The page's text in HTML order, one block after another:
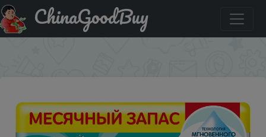
Придбати по знижці Pampers Pants Трусики Размер 3,
196 шт, 6кг - 11кг
ChinaGoodBuy